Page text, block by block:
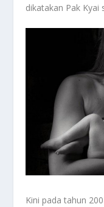
dikatakan Pak Kyai
Kini pada tahun